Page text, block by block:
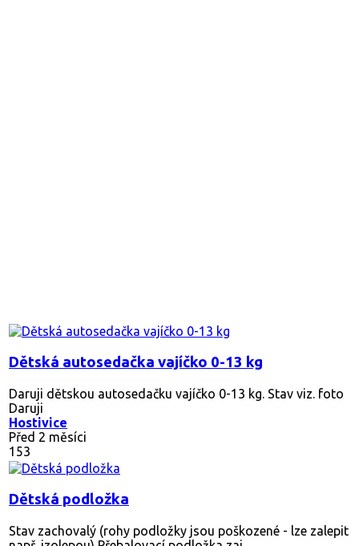
Dětská autosedačka vajíčko 0-13 kg
Daruji dětskou autosedačku vajíčko 0-13 kg. Stav viz. foto
Daruji
Hostivice
Před 2 měsíci
153
Dětská podložka
Stav zachovalý (rohy podložky jsou poškozené - lze zalepit